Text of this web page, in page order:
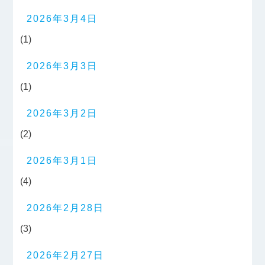
2026年3月4日
(1)
2026年3月3日
(1)
2026年3月2日
(2)
2026年3月1日
(4)
2026年2月28日
(3)
2026年2月27日